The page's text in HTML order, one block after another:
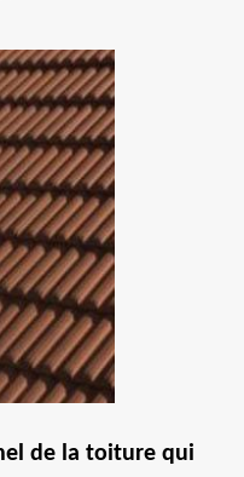
de la toiture qui